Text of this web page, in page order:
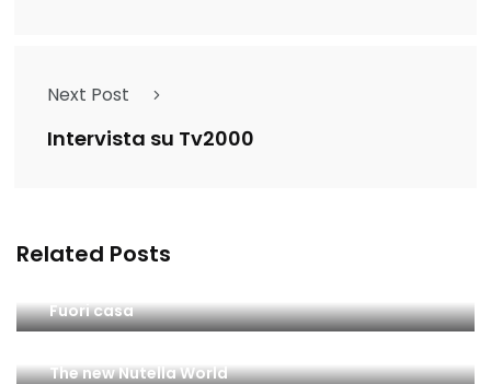
Next Post
Intervista su Tv2000
Related Posts
Fuori casa
The new Nutella World